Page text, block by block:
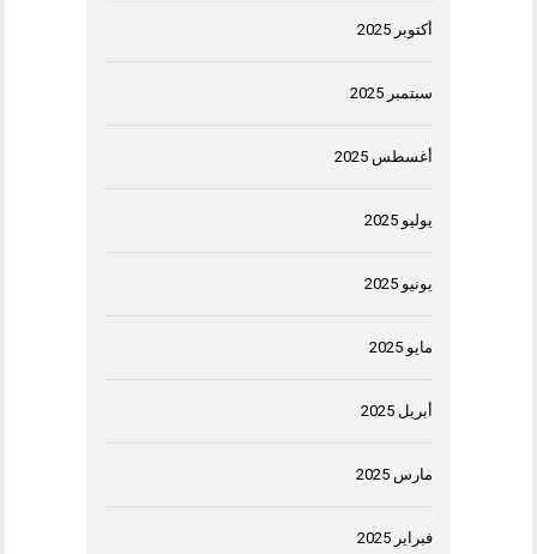
أكتوبر 2025
سبتمبر 2025
أغسطس 2025
يوليو 2025
يونيو 2025
مايو 2025
أبريل 2025
مارس 2025
فبراير 2025